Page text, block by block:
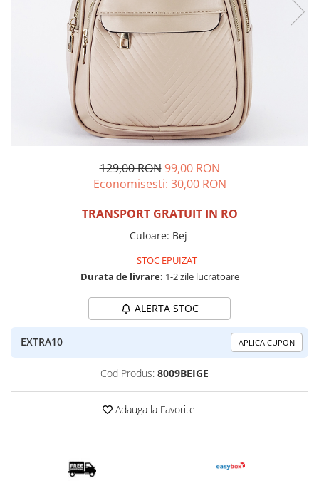
Incaltamine primavara-vara piele
Imbracaminte
Camasi si topuri
Blugi si pantaloni
Pulovere si cardigane
129,00 RON 99,00 RON
Economisesti: 30,00 RON
TRANSPORT GRATUIT IN RO
Culoare: Bej
STOC EPUIZAT
Durata de livrare: 1-2 zile lucratoare
ALERTA STOC
EXTRA10 APLICA CUPON
Cod Produs: 8009BEIGE
Adauga la Favorite